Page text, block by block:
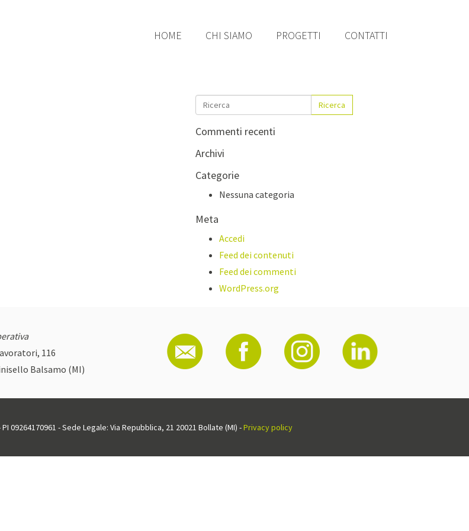
HOME CHI SIAMO PROGETTI CONTATTI
Ricerca
Commenti recenti
Archivi
Categorie
Nessuna categoria
Meta
Accedi
Feed dei contenuti
Feed dei commenti
WordPress.org
116
Balsamo (MI)
09264170961 - Sede Legale: Via Repubblica, 21 20021 Bollate (MI) -Privacy policy